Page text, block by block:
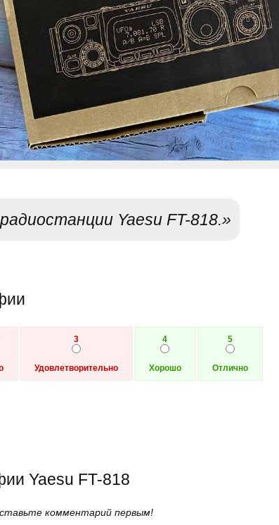
Yaesu FT-818.»
3
Удовлетворительно
4
Хорошо
5
Отлично
Yaesu FT-818
комментарий первым!